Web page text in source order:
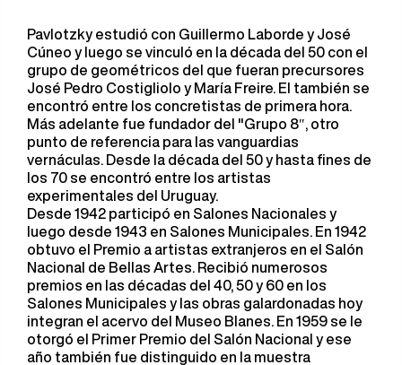
Pavlotzky estudió con Guillermo Laborde y José
Cúneo y luego se vinculó en la década del 50 con el
grupo de geométricos del que fueran precursores
José Pedro Costigliolo y María Freire. El también se
encontró entre los concretistas de primera hora.
Más adelante fue fundador del "Grupo 8″, otro
punto de referencia para las vanguardias
vernáculas. Desde la década del 50 y hasta fines de
los 70 se encontró entre los artistas
experimentales del Uruguay.
Desde 1942 participó en Salones Nacionales y
luego desde 1943 en Salones Municipales. En 1942
obtuvo el Premio a artistas extranjeros en el Salón
Nacional de Bellas Artes. Recibió numerosos
premios en las décadas del 40, 50 y 60 en los
Salones Municipales y las obras galardonadas hoy
integran el acervo del Museo Blanes. En 1959 se le
otorgó el Primer Premio del Salón Nacional y ese
año también fue distinguido en la muestra